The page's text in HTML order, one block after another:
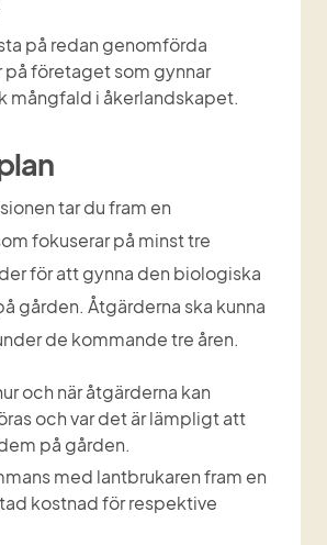
på redan genomförda
på företaget som gynnar
mångfald i åkerlandskapet.
tar du fram en
fokuserar på minst tre
för att gynna den biologiska
gården. Åtgärderna ska kunna
de kommande tre åren.
och när åtgärderna kan
och var det är lämpligt att
på gården.
med lantbrukaren fram en
kostnad för respektive